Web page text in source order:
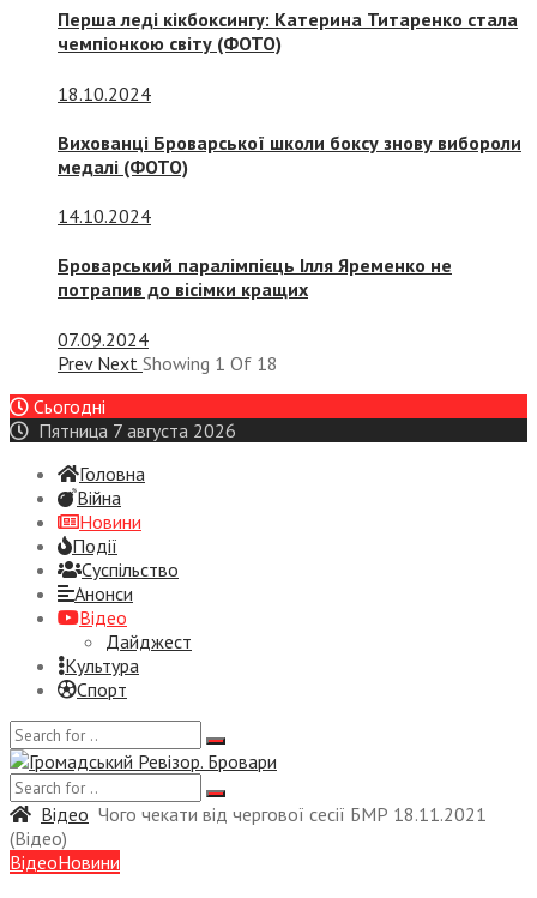
Перша леді кікбоксингу: Катерина Титаренко стала
чемпіонкою світу (ФОТО)
18.10.2024
Вихованці Броварської школи боксу знову вибороли
медалі (ФОТО)
14.10.2024
Броварський паралімпієць Ілля Яременко не
потрапив до вісімки кращих
07.09.2024
Prev Next Showing 1 Of 18
Сьогодні
Пятница 7 августа 2026
Головна
Війна
Новини
Події
Суспiльство
Анонси
Відео
Дайджест
Культура
Спорт
Відео Чого чекати від чергової сесії БМР 18.11.2021
(Відео)
ВідеоНовини